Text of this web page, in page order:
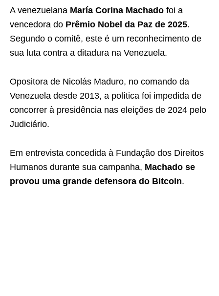
A venezuelana María Corina Machado foi a
vencedora do Prêmio Nobel da Paz de 2025.
Segundo o comitê, este é um reconhecimento de
sua luta contra a ditadura na Venezuela.
Opositora de Nicolás Maduro, no comando da
Venezuela desde 2013, a política foi impedida de
concorrer à presidência nas eleições de 2024 pelo
Judiciário.
Em entrevista concedida à Fundação dos Direitos
Humanos durante sua campanha, Machado se
provou uma grande defensora do Bitcoin.